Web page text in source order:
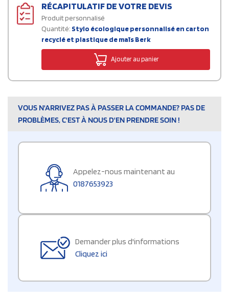
RÉCAPITULATIF DE VOTRE DEVIS
Produit personnalisé
Quantité: Stylo écologique personnalisé en carton
recyclé et plastique de maïs Berk
Ajouter au panier
VOUS N'ARRIVEZ PAS À PASSER LA COMMANDE? PAS DE
PROBLÈMES, C'EST À NOUS D'EN PRENDRE SOIN !
Appelez-nous maintenant au
0187653923
Demander plus d'informations
Cliquez ici